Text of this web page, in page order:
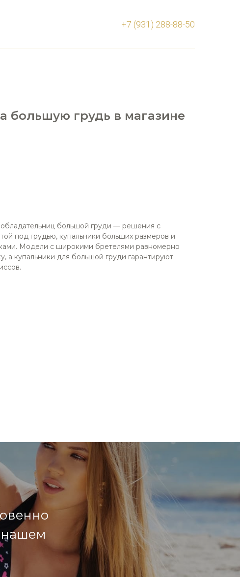
+7 (931) 288-88-50
большую грудь в магазине
большой груди — решения с
под грудью, купальники больших размеров и
Модели с широкими бретелями равномерно
а купальники для большой груди гарантируют
нашем